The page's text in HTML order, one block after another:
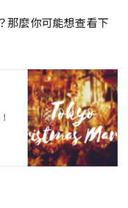
那麼你可能想查看下